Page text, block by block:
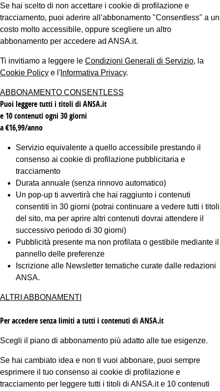
Se hai scelto di non accettare i cookie di profilazione e
tracciamento, puoi aderire all’abbonamento "Consentless" a un
costo molto accessibile, oppure scegliere un altro
abbonamento per accedere ad ANSA.it.
Ti invitiamo a leggere le Condizioni Generali di Servizio, la
Cookie Policy e l' Informativa Privacy.
ABBONAMENTO CONSENTLESS
Puoi leggere tutti i titoli di ANSA.it
e 10 contenuti ogni 30 giorni
a €16,99/anno
Servizio equivalente a quello accessibile prestando il
consenso ai cookie di profilazione pubblicitaria e
tracciamento
Durata annuale (senza rinnovo automatico)
Un pop-up ti avvertirà che hai raggiunto i contenuti
consentiti in 30 giorni (potrai continuare a vedere tutti i titoli
del sito, ma per aprire altri contenuti dovrai attendere il
successivo periodo di 30 giorni)
Pubblicità presente ma non profilata o gestibile mediante il
pannello delle preferenze
Iscrizione alle Newsletter tematiche curate dalle redazioni
ANSA.
ALTRI ABBONAMENTI
Per accedere senza limiti a tutti i contenuti di ANSA.it
Scegli il piano di abbonamento più adatto alle tue esigenze.
Se hai cambiato idea e non ti vuoi abbonare, puoi sempre
esprimere il tuo consenso ai cookie di profilazione e
tracciamento per leggere tutti i titoli di ANSA.it e 10 contenuti